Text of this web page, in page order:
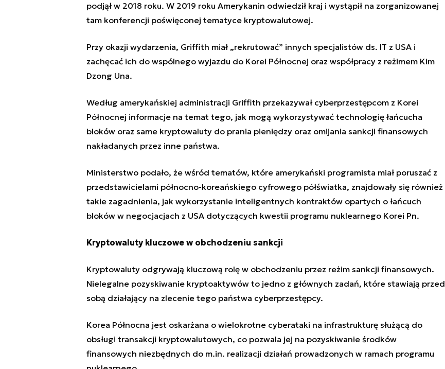
podjął w 2018 roku. W 2019 roku Amerykanin odwiedził kraj i wystąpił na zorganizowanej
tam konferencji poświęconej tematyce kryptowalutowej.
Przy okazji wydarzenia, Griffith miał „rekrutować” innych specjalistów ds. IT z USA i
zachęcać ich do wspólnego wyjazdu do Korei Północnej oraz współpracy z reżimem Kim
Dzong Una.
Według amerykańskiej administracji Griffith przekazywał cyberprzestępcom z Korei
Północnej informacje na temat tego, jak mogą wykorzystywać technologię łańcucha
bloków oraz same kryptowaluty do prania pieniędzy oraz omijania sankcji finansowych
nakładanych przez inne państwa.
Ministerstwo podało, że wśród tematów, które amerykański programista miał poruszać z
przedstawicielami północno-koreańskiego cyfrowego półświatka, znajdowały się również
takie zagadnienia, jak wykorzystanie inteligentnych kontraktów opartych o łańcuch
bloków w negocjacjach z USA dotyczących kwestii programu nuklearnego Korei Pn.
Kryptowaluty kluczowe w obchodzeniu sankcji
Kryptowaluty odgrywają kluczową rolę w obchodzeniu przez reżim sankcji finansowych.
Nielegalne pozyskiwanie kryptoaktywów to jedno z głównych zadań, które stawiają przed
sobą działający na zlecenie tego państwa cyberprzestępcy.
Korea Północna jest oskarżana o wielokrotne cyberataki na infrastrukturę służącą do
obsługi transakcji kryptowalutowych, co pozwala jej na pozyskiwanie środków
finansowych niezbędnych do m.in. realizacji działań prowadzonych w ramach programu